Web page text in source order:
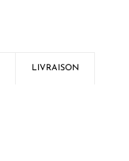
LIVRAISON